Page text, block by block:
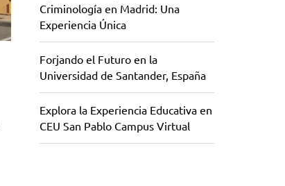
Criminología en Madrid: Una
Experiencia Única
Forjando el Futuro en la
Universidad de Santander, España
Explora la Experiencia Educativa en
CEU San Pablo Campus Virtual